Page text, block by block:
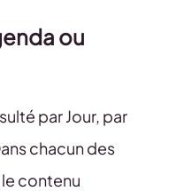
ou
par Jour, par
chacun des
contenu